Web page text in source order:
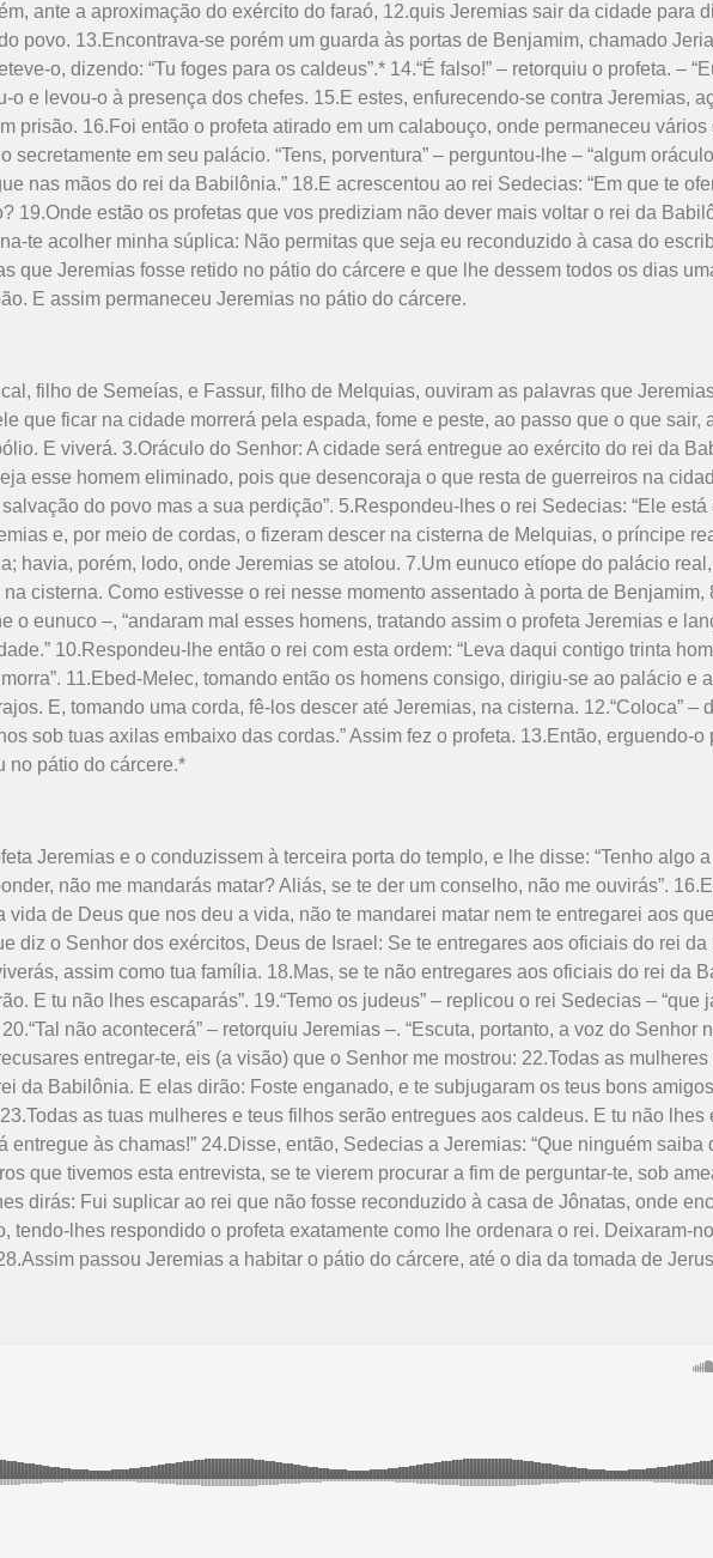
ante a aproximação do exército do faraó, 12.quis Jeremias sair da cidade para
povo. 13.Encontrava-se porém um guarda às portas de Benjamim, chamado
o, dizendo: “Tu foges para os cal­deus”.* 14.“É falso!” – retorquiu o profeta. –
e levou-o à presença dos chefes. 15.E estes, enfurecendo-se contra Jeremias,
prisão. 16.Foi então o profeta atirado em um cala­bouço, onde permaneceu vários
em seu palácio. “Tens, porventura” – perguntou-lhe – “algum
nas mãos do rei da Babilônia.” 18.E acrescentou ao rei Sedecias: “Em que te
19.Onde estão os profetas que vos prediziam não dever mais voltar o rei da
te acolher minha súplica: Não permitas que seja eu reconduzido à casa do
que Jeremias fosse retido no pátio do cárcere e que lhe dessem todos os dias
E assim permaneceu Jere­mias no pátio do cárcere.
filho de Se­meías, e Fassur, filho de Melquias, ouviram as palavras que
que ficar na cidade morrerá pela espada, fome e peste, ao passo que o que sair,
E viverá. 3.Oráculo do Senhor: A cidade será entregue ao exército do rei da
esse homem eliminado, pois que desencoraja o que resta de guerreiros na
do povo mas a sua perdição”. 5.Respondeu-lhes o rei Sedecias: “Ele está
e, por meio de cordas, o fizeram descer na cisterna de Melquias, o príncipe
havia, porém, lodo, onde Jeremias se atolou. 7.Um eunuco etíope do palácio
cisterna. Como estivesse o rei nesse momento assentado à porta de Benjamim,
o eunuco –, “andaram mal esses homens, tratando assim o profeta Jeremias e
10.Respondeu-lhe então o rei com esta ordem: “Leva daqui contigo trinta
11.Ebed-Melec, tomando então os homens consigo, dirigiu-se ao palácio e
E, tomando uma corda, fê-los descer até Jeremias, na cisterna. 12.“Coloca” –
sob tuas axilas embaixo das cordas.” Assim fez o profeta. 13.Então, erguendo-o
no pátio do cárcere.*
Jeremias e o conduzissem à terceira porta do templo, e lhe disse: “Tenho algo
não me mandarás matar? Aliás, se te der um conselho, não me ouvirás”.
de Deus que nos deu a vida, não te mandarei matar nem te entregarei aos
diz o Senhor dos exércitos, Deus de Israel: Se te entregares aos ofi­ciais do rei
assim como tua família. 18.Mas, se te não entregares aos oficiais do rei da
E tu não lhes escaparás”. 19.“Temo os judeus” – replicou o rei Sedecias – “que
não acontecerá” – retorquiu Jeremias –. “Escuta, portanto, a voz do Senhor
entregar-te, eis (a visão) que o Senhor me mostrou: 22.Todas as
da Babilônia. E elas dirão: Foste enganado, e te subjugaram os teus bons
as tuas mulhe­res e teus filhos serão entregues aos caldeus. E tu não lhes
às chamas!” 24.Disse, então, Sedecias a Jeremias: “Que ninguém saiba
que tivemos esta entrevista, se te vierem procurar a fim de perguntar-te, sob
dirás: Fui suplicar ao rei que não fosse reconduzido à casa de Jônatas, onde
tendo-lhes respondido o profeta exatamente como lhe ordenara o rei. Deixaram-
passou Jeremias a habitar o pátio do cárcere, até o dia da tomada de